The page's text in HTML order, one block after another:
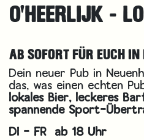
O'HEERLIJK -
AB SOFORT FÜR EUCH
Dein neuer Pub in
das, was einen echten
lokales Bier, leckeres
spannende Sport-
DI - FR ab 18 Uhr